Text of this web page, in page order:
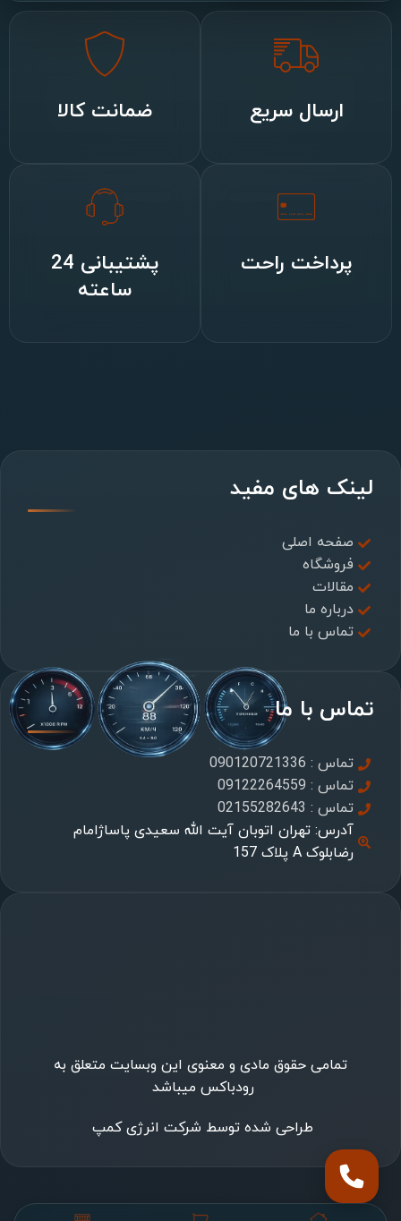
ارسال سریع ضمانت کالا
پرداخت راحت
پشتیبانی 24
ساعته
لینک های مفید
صفحه اصلی
فروشگاه
مقالات
درباره ما
تماس با ما
تماس با ما
تماس : 090120721336
تماس : 09122264559
تماس : 02155282643
آدرس: تهران اتوبان آیت الله سعیدی پاساژامام
رضابلوک A پلاک 157
تمامی حقوق مادی و معنوی این وبسایت متعلق به
رودباکس میباشد
طراحی شده توسط شرکت انرژی کمپ